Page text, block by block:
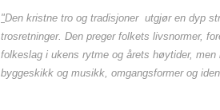
"Den kristne tro og tradisjoner utgjør en dyp
trosretninger. Den preger folkets livsnormer,
folkeslag i ukens rytme og årets høytider,
byggeskikk og musikk, omgangsformer og